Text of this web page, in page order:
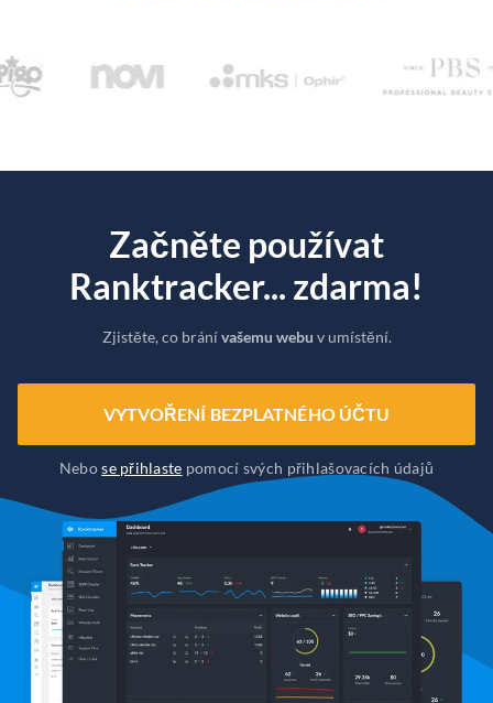
Začněte používat
Ranktracker... zdarma!
Zjistěte, co bránívašemu webu v umístění.
VYTVOŘENÍ BEZPLATNÉHO ÚČTU
Nebose přihlaste pomocí svých přihlašovacích údajů